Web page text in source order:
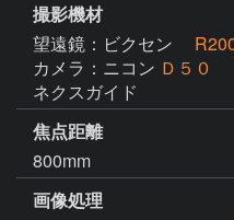
撮影機材
望遠鏡：ビクセン
カメラ：ニコン Ｄ５０
ネクスガイド
焦点距離
800mm
画像処理